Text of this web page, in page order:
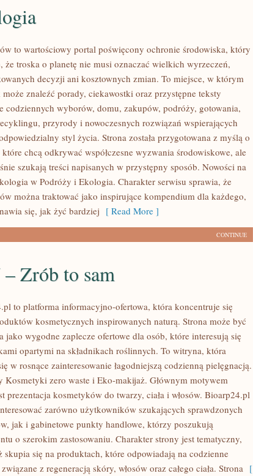
to wartościowy portal poświęcony ochronie środowiska, który
że troska o planetę nie musi oznaczać wielkich wyrzeczeń,
decyzji ani kosztownych zmian. To miejsce, w którym
znaleźć porady, ciekawostki oraz przystępne teksty
codziennych wyborów, domu, zakupów, podróży, gotowania,
przyrody i nowoczesnych rozwiązań wspierających
styl życia. Strona została przygotowana z myślą o
które chcą odkrywać współczesne wyzwania środowiskowe, ale
szukają treści napisanych w przystępny sposób. Nowości na
w Podróży i Ekologia. Charakter serwisu sprawia, że
można traktować jako inspirujące kompendium dla każdego,
się, jak żyć bardziej [ Read More ]
CONTINUE
Zrób to sam
to platforma informacyjno-ofertowa, która koncentruje się
kosmetycznych inspirowanych naturą. Strona może być
jako wygodne zaplecze ofertowe dla osób, które interesują się
opartymi na składnikach roślinnych. To witryna, która
w rosnące zainteresowanie łagodniejszą codzienną pielęgnacją.
Kosmetyki zero waste i Eko-makijaż. Głównym motywem
prezentacja kosmetyków do twarzy, ciała i włosów. Bioarp24.pl
zarówno użytkowników szukających sprawdzonych
jak i gabinetowe punkty handlowe, którzy poszukują
o szerokim zastosowaniu. Charakter strony jest tematyczny,
skupia się na produktach, które odpowiadają na codzienne
z regeneracją skóry, włosów oraz całego ciała. Strona [